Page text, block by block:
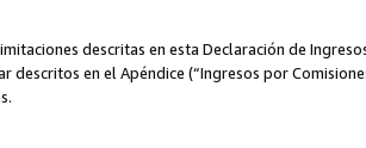
descritas en esta Declaración de
descritos en el Apéndice (“Ingresos por